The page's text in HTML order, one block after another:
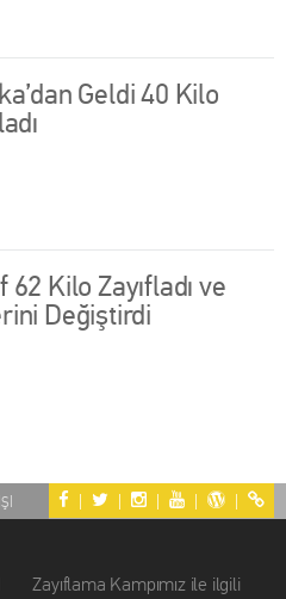
Geldi 40 Kilo
62 Kilo Zayıfladı ve
Değiştirdi
| | | | |
Zayıflama Kampımız ile ilgili